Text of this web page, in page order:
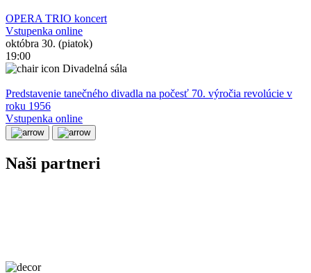
OPERA TRIO koncert
Vstupenka online
októbra 30. (piatok)
19:00
Divadelná sála
Predstavenie tanečného divadla na počesť 70. výročia revolúcie v
roku 1956
Vstupenka online
Naši partneri